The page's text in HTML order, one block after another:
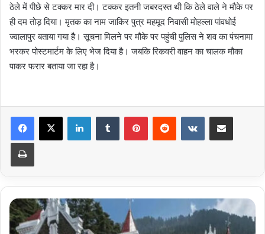
ठेले में पीछे से टक्कर मार दी। टक्कर इतनी जबरदस्त थी कि ठेले वाले ने मौके पर
ही दम तोड़ दिया। मृतक का नाम जाकिर पुत्र महमूद निवासी मोहल्ला पांवधोई
ज्वालापुर बताया गया है। सूचना मिलने पर मौके पर पहुंची पुलिस ने शव का पंचनामा
भरकर पोस्टमार्टम के लिए भेज दिया है। जबकि रिकवरी वाहन का चालक मौका
पाकर फरार बताया जा रहा है।
LinkedInTumblr PinterestReddit VKontakteShare via Email
Print
37
हजार
डीएलएड